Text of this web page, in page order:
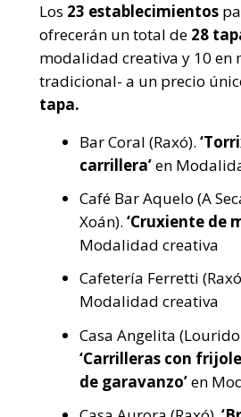
Los 23 establecimientos
ofrecerán un total de 28
modalidad creativa y 10 en
tradicional- a un precio
tapa.
Bar Coral (Raxó).
carrillera’en
Café Bar Aquelo (A
Xoán). ‘Cruxiente de
Modalidad creativa
Cafetería Ferretti
Modalidad creativa
Casa Angelita
‘Carrilleras con
de garavanzo’en